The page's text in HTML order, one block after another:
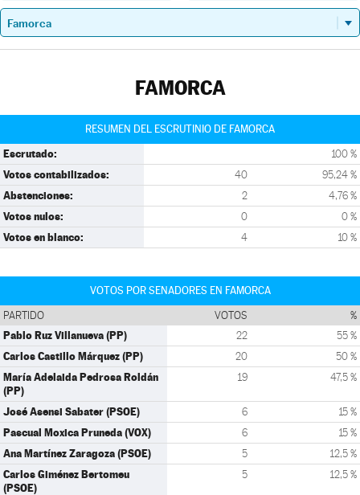
FAMORCA
RESUMEN DEL ESCRUTINIO DE FAMORCA
Escrutado: 100 %
Votos contabilizados: 40 95,24 %
Abstenciones: 2 4,76 %
Votos nulos: 0 0 %
Votos en blanco: 4 10 %
VOTOS POR SENADORES EN FAMORCA
PARTIDO VOTOS %
Pablo Ruz Villanueva (PP) 22 55 %
Carlos Castillo Márquez (PP) 20 50 %
María Adelaida Pedrosa Roldán
(PP)
19 47,5 %
José Asensi Sabater (PSOE) 6 15 %
Pascual Moxica Pruneda (VOX) 6 15 %
Ana Martínez Zaragoza (PSOE) 5 12,5 %
Carlos Giménez Bertomeu
(PSOE)
5 12,5 %